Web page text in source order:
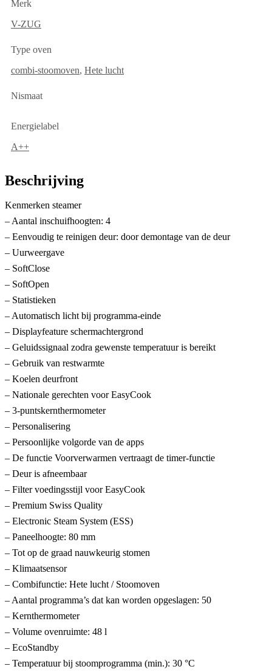
Merk
V-ZUG
Type oven
combi-stoomoven, Hete lucht
Nismaat
Energielabel
A++
Beschrijving
Kenmerken steamer
– Aantal inschuifhoogten: 4
– Eenvoudig te reinigen deur: door demontage van de deur
– Uurweergave
– SoftClose
– SoftOpen
– Statistieken
– Automatisch licht bij programma-einde
– Displayfeature schermachtergrond
– Geluidssignaal zodra gewenste temperatuur is bereikt
– Gebruik van restwarmte
– Koelen deurfront
– Nationale gerechten voor EasyCook
– 3-puntskernthermometer
– Personalisering
– Persoonlijke volgorde van de apps
– De functie Voorverwarmen vertraagt de timer-functie
– Deur is afneembaar
– Filter voedingsstijl voor EasyCook
– Premium Swiss Quality
– Electronic Steam System (ESS)
– Paneelhoogte: 80 mm
– Tot op de graad nauwkeurig stomen
– Klimaatsensor
– Combifunctie: Hete lucht / Stoomoven
– Aantal programma’s dat kan worden opgeslagen: 50
– Kernthermometer
– Volume ovenruimte: 48 l
– EcoStandby
– Temperatuur bij stoomprogramma (min.): 30 °C